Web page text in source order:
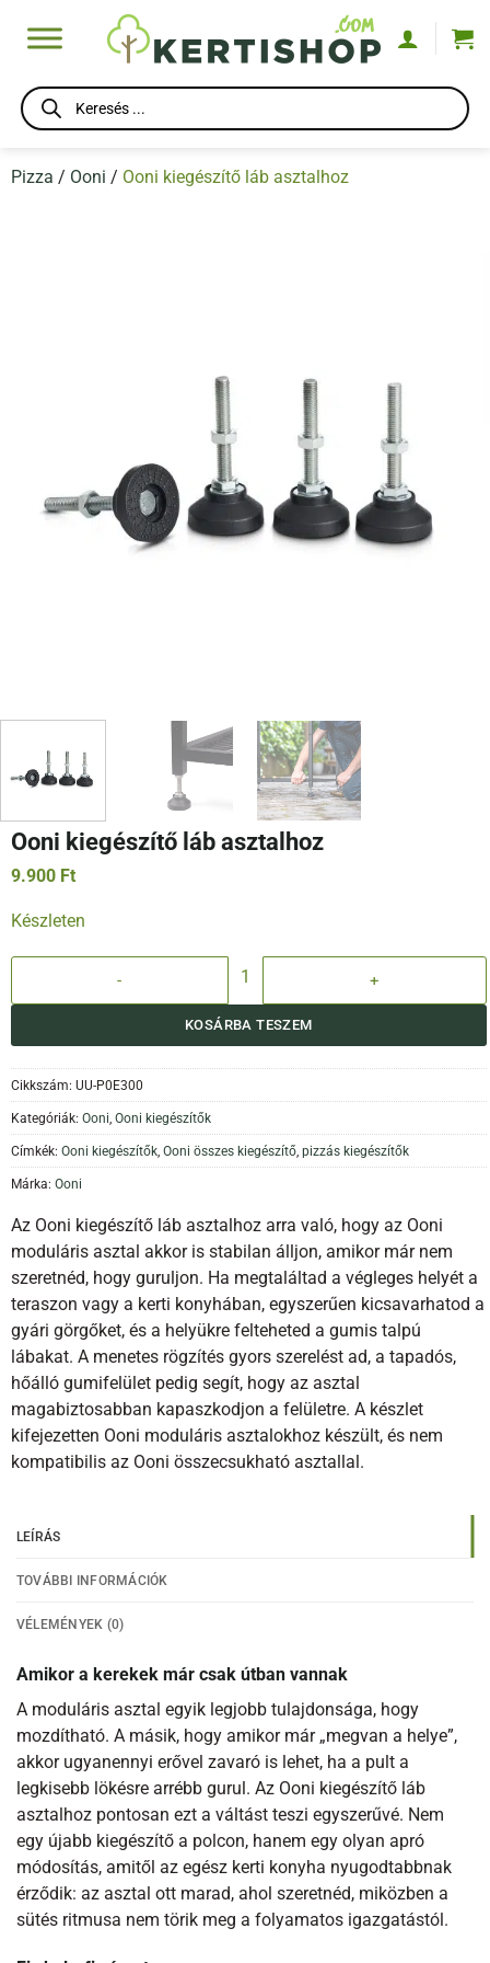
Products
search
Pizza / Ooni / Ooni kiegészítő láb asztalhoz
Ooni kiegészítő láb asztalhoz
9.900 Ft
Készleten
Ooni kiegészítő láb asztalhoz mennyiség
KOSÁRBA TESZEM
Cikkszám: UU-P0E300
Kategóriák: Ooni Ooni kiegészítők
Címkék: Ooni kiegészítők Ooni összes kiegészítő pizzás kiegészítők
Márka: Ooni
Az Ooni kiegészítő láb asztalhoz arra való, hogy az Ooni
moduláris asztal akkor is stabilan álljon, amikor már nem
szeretnéd, hogy guruljon. Ha megtaláltad a végleges helyét a
teraszon vagy a kerti konyhában, egyszerűen kicsavarhatod a
gyári görgőket, és a helyükre felteheted a gumis talpú
lábakat. A menetes rögzítés gyors szerelést ad, a tapadós,
hőálló gumifelület pedig segít, hogy az asztal
magabiztosabban kapaszkodjon a felületre. A készlet
kifejezetten Ooni moduláris asztalokhoz készült, és nem
kompatibilis az Ooni összecsukható asztallal.
LEÍRÁS
TOVÁBBI INFORMÁCIÓK
VÉLEMÉNYEK (0)
Amikor a kerekek már csak útban vannak
A moduláris asztal egyik legjobb tulajdonsága, hogy
mozdítható. A másik, hogy amikor már „megvan a helye”,
akkor ugyanennyi erővel zavaró is lehet, ha a pult a
legkisebb lökésre arrébb gurul. Az Ooni kiegészítő láb
asztalhoz pontosan ezt a váltást teszi egyszerűvé. Nem
egy újabb kiegészítő a polcon, hanem egy olyan apró
módosítás, amitől az egész kerti konyha nyugodtabbnak
érződik: az asztal ott marad, ahol szeretnéd, miközben a
sütés ritmusa nem törik meg a folyamatos igazgatástól.